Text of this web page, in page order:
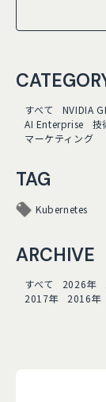
すべて NVIDIA
AI Enterprise
技
マーケティング
TAG
Kubernetes
ARCHIVE
すべて 2026年
2017年
2016年